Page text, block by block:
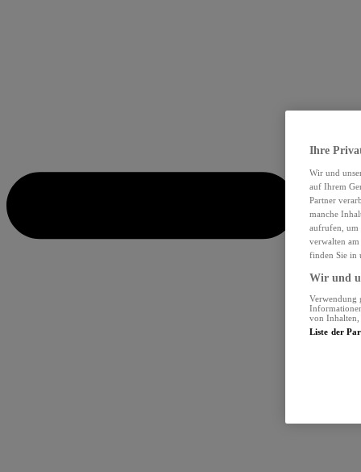
Ihre
Wir und
auf Ihrem
Partner
manche
aufrufen, um
verwalten
finden Sie in
Wir und
Verwendung
von Inhalten,
Liste der